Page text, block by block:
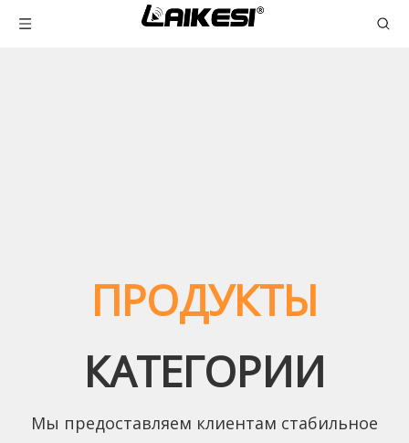
ПРОДУКТЫ
КАТЕГОРИИ
Мы предоставляем клиентам стабильное